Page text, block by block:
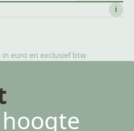
i
euro en exclusief btw